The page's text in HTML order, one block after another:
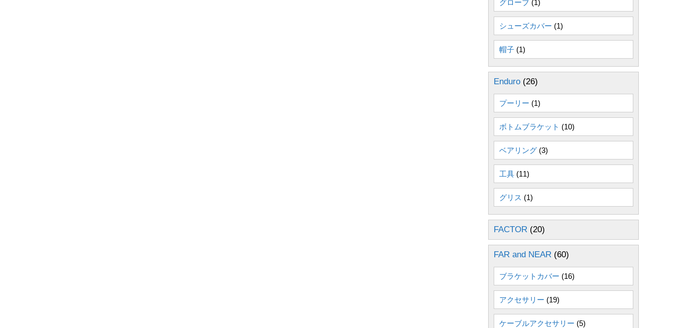
グローブ (1)
シューズカバー (1)
帽子 (1)
Enduro (26)
プーリー (1)
ボトムブラケット (10)
ベアリング (3)
工具 (11)
グリス (1)
FACTOR (20)
FAR and NEAR (60)
ブラケットカバー (16)
アクセサリー (19)
ケーブルアクセサリー (5)